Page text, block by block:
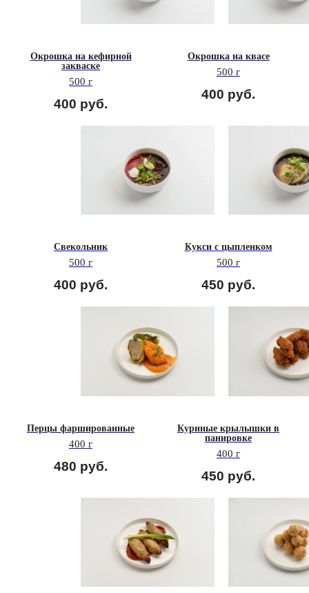
Окрошка на кефирной
закваске
500 г
400 руб.
Окрошка на квасе
500 г
400 руб.
Свекольник
500 г
400 руб.
Кукси с цыпленком
500 г
450 руб.
Перцы фаршированные
400 г
480 руб.
Куриные крылышки в
панировке
400 г
450 руб.